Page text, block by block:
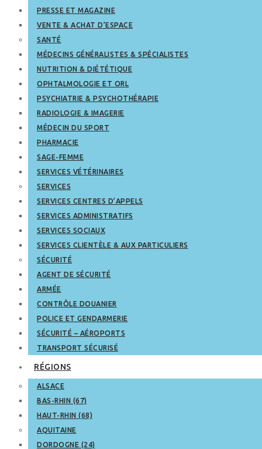
PRESSE ET MAGAZINE
VENTE & ACHAT D’ESPACE
SANTÉ
MÉDECINS GÉNÉRALISTES & SPÉCIALISTES
NUTRITION & DIÉTÉTIQUE
OPHTALMOLOGIE ET ORL
PSYCHIATRIE & PSYCHOTHÉRAPIE
RADIOLOGIE & IMAGERIE
MÉDECIN DU SPORT
PHARMACIE
SAGE-FEMME
SERVICES VÉTÉRINAIRES
SERVICES
SERVICES CENTRES D’APPELS
SERVICES ADMINISTRATIFS
SERVICES SOCIAUX
SERVICES CLIENTÈLE & AUX PARTICULIERS
SÉCURITÉ
AGENT DE SÉCURITÉ
ARMÉE
CONTRÔLE DOUANIER
POLICE ET GENDARMERIE
SÉCURITÉ – AÉROPORTS
TRANSPORT SÉCURISÉ
RÉGIONS
ALSACE
BAS-RHIN (67)
HAUT-RHIN (68)
AQUITAINE
DORDOGNE (24)